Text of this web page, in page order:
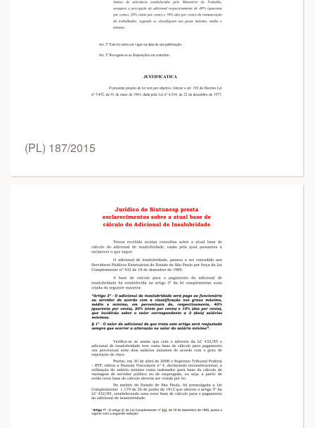
(PL) 187/2015